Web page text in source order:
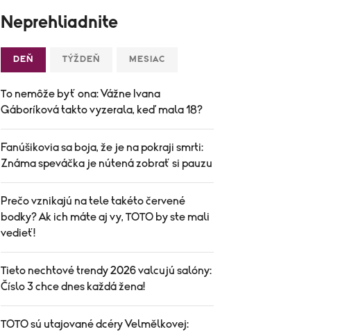
Neprehliadnite
DEŇ TÝŽDEŇ MESIAC
To nemôže byť ona: Vážne Ivana
Gáboríková takto vyzerala, keď mala 18?
Fanúšikovia sa boja, že je na pokraji smrti:
Známa speváčka je nútená zobrať si pauzu
Prečo vznikajú na tele takéto červené
bodky? Ak ich máte aj vy, TOTO by ste mali
vedieť!
Tieto nechtové trendy 2026 valcujú salóny:
Číslo 3 chce dnes každá žena!
TOTO sú utajované dcéry Velmělkovej: